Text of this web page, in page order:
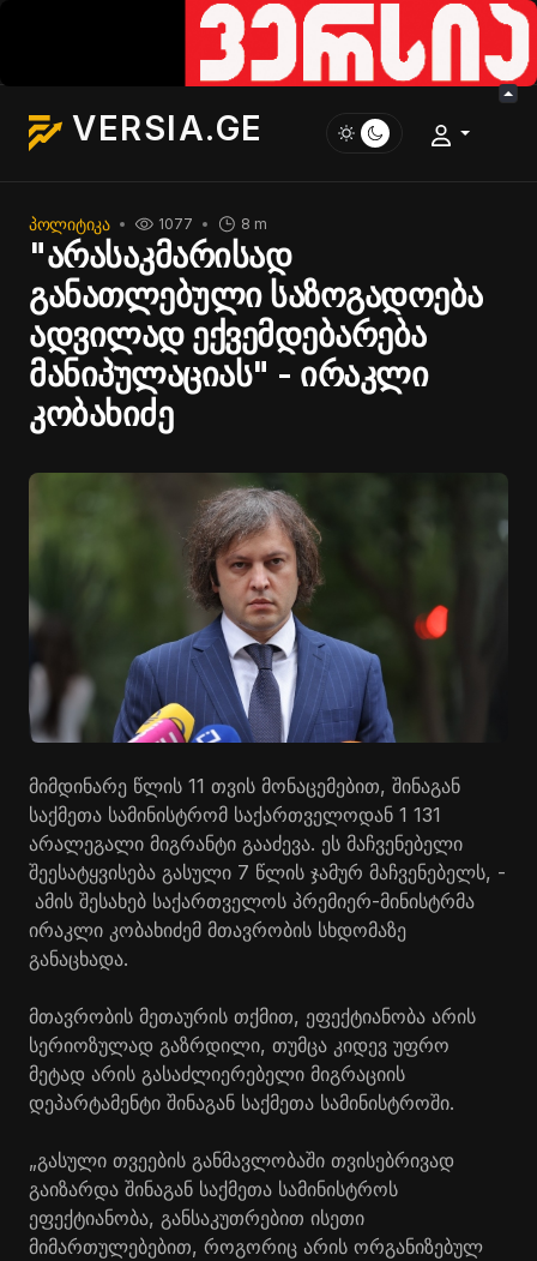
VERSIA.GE
ᲞᲝᲚᲘᲢᲘᲙᲐ 8 m
1077
"არასაკმარისად
განათლებული საზოგადოება
ადვილად ექვემდებარება
მანიპულაციას" - ირაკლი
კობახიძე
მიმდინარე წლის 11 თვის მონაცემებით, შინაგან
საქმეთა სამინისტრომ საქართველოდან 1 131
არალეგალი მიგრანტი გააძევა. ეს მაჩვენებელი
შეესატყვისება გასული 7 წლის ჯამურ მაჩვენებელს, -
ამის შესახებ საქართველოს პრემიერ-მინისტრმა
ირაკლი კობახიძემ მთავრობის სხდომაზე
განაცხადა.
მთავრობის მეთაურის თქმით, ეფექტიანობა არის
სერიოზულად გაზრდილი, თუმცა კიდევ უფრო
მეტად არის გასაძლიერებელი მიგრაციის
დეპარტამენტი შინაგან საქმეთა სამინისტროში.
„გასული თვეების განმავლობაში თვისებრივად
გაიზარდა შინაგან საქმეთა სამინისტროს
ეფექტიანობა, განსაკუთრებით ისეთი
მიმართულებებით, როგორიც არის ორგანიზებულ